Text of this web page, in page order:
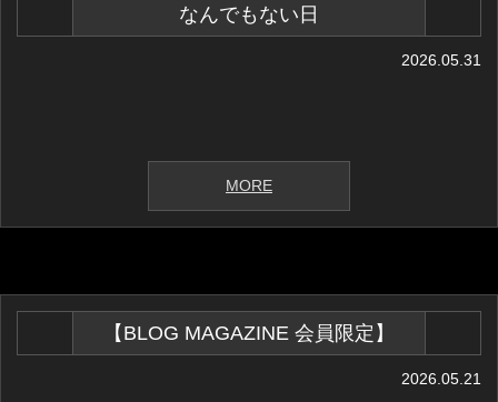
なんでもない日
2026.05.31
MORE
【BLOG MAGAZINE 会員限定】
2026.05.21